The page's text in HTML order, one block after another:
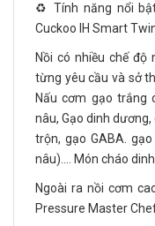
♻️ Tính năng nổi
Cuckoo IH Smart
Nồi có nhiều chế
từng yêu cầu và sở
Nấu cơm gạo trắng
nâu, Gạo dinh
trộn, gạo GABA.
nâu)…. Món cháo
Ngoài ra nồi cơm
Pressure Master